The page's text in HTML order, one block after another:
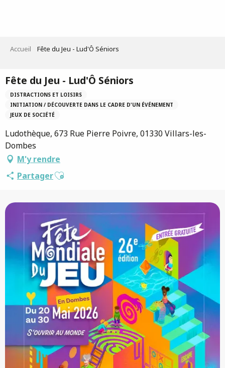
Accueil Fête du Jeu - Lud'Ô Séniors
Fête du Jeu - Lud'Ô Séniors
DISTRACTIONS ET LOISIRS
INITIATION / DÉCOUVERTE DANS LE CADRE D'UN ÉVÉNEMENT
JEUX DE SOCIÉTÉ
Ludothèque, 673 Rue Pierre Poivre, 01330 Villars-les-
Dombes
M'y rendre
PartagerAjouter aux favoris